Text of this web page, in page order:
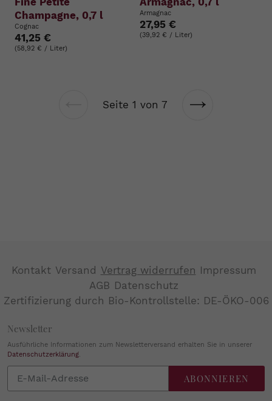
Champagne, 0,7 l
Cognac
41,25 €
(58,92 € / Liter)
Armagnac
27,95 €
(39,92 € / Liter)
Vorherige
Seite 1 von 7
Nächste
Kontakt Versand Vertrag widerrufen Impressum
AGB Datenschutz
Zertifizierung durch Bio-Kontrollstelle: DE-ÖKO-006
Newsletter
Ausführliche Informationen zum Newsletterversand erhalten Sie in unserer
Datenschutzerklärung.
Sie
ABONNIEREN